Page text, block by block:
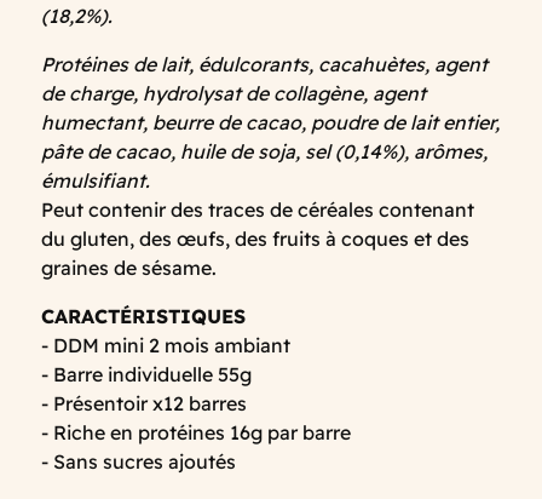
(18,2%).
Protéines de lait, édulcorants, cacahuètes, agent
de charge, hydrolysat de collagène, agent
humectant, beurre de cacao, poudre de lait entier,
pâte de cacao, huile de soja, sel (0,14%), arômes,
émulsifiant.
Peut contenir des traces de céréales contenant
du gluten, des œufs, des fruits à coques et des
graines de sésame.
CARACTÉRISTIQUES
- DDM mini 2 mois ambiant
- Barre individuelle 55g
- Présentoir x12 barres
- Riche en protéines 16g par barre
- Sans sucres ajoutés